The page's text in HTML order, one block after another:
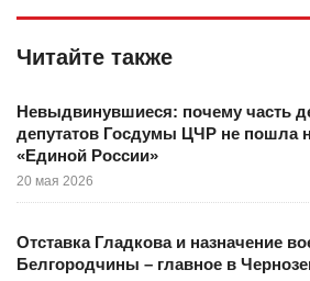
Читайте также
Невыдвинувшиеся: почему часть
депутатов Госдумы ЦЧР не пошла
«Единой России»
20 мая 2026
Отставка Гладкова и назначение
Белгородчины – главное в